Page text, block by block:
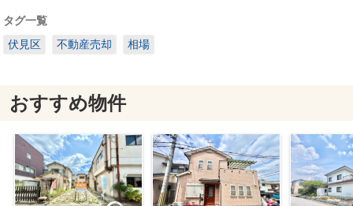
タグ一覧
伏見区
不動産売却 相場
おすすめ物件